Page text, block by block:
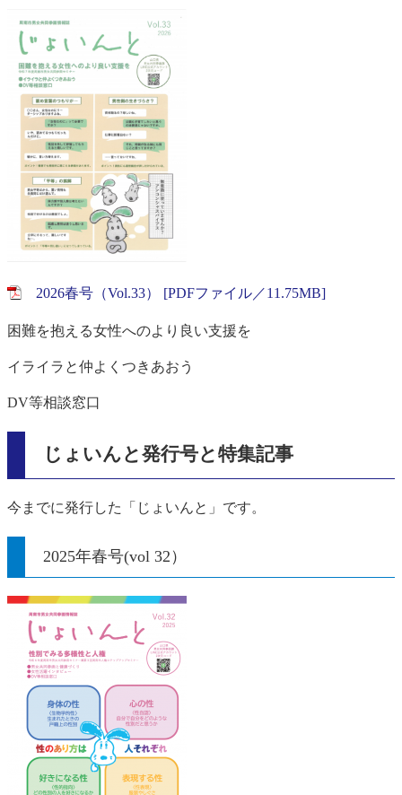
2026春号（Vol.33） [PDFファイル／11.75MB]
困難を抱える女性へのより良い支援を
イライラと仲よくつきあおう
DV等相談窓口
じょいんと発行号と特集記事
今までに発行した「じょいんと」です。
2025年春号(vol 32）